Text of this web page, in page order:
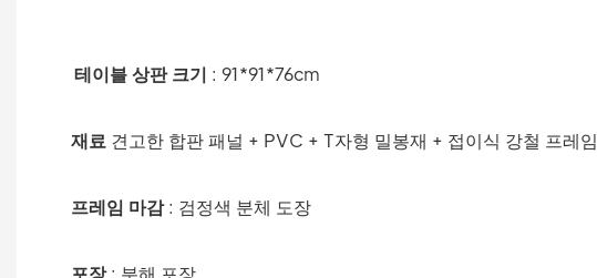
테이블 상판 크기 : 91*91*76cm
재료 견고한 합판 패널 + PVC + T자형 밀봉재 + 접이식 강철 프레임
프레임 마감 : 검정색 분체 도장